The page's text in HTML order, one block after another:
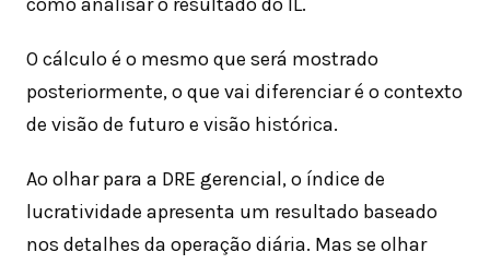
O cálculo é o mesmo que será mostrado
posteriormente, o que vai diferenciar é o contexto
de visão de futuro e visão histórica.
Ao olhar para a DRE gerencial, o índice de
lucratividade apresenta um resultado baseado
nos detalhes da operação diária. Mas se olhar